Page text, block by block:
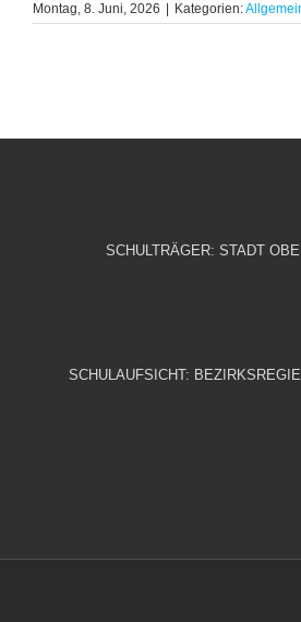
Montag, 8. Juni, 2026 Kategorien:
SCHULTRÄGER: STADT
SCHULAUFSICHT: